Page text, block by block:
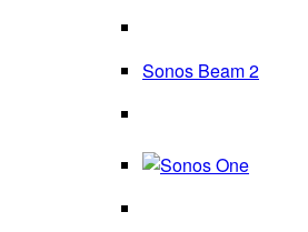
Sonos Beam 2